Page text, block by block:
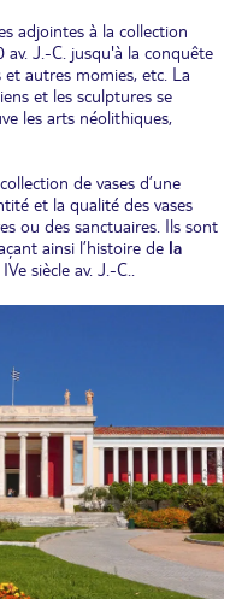
adjointes à la collection
J.-C. jusqu'à la conquête
autres momies, etc. La
et les sculptures se
les arts néolithiques,
de vases d’une
et la qualité des vases
ou des sanctuaires. Ils sont
ainsi l’histoire de la
siècle av. J.-C..